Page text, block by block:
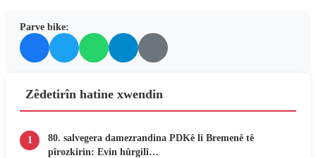
Parve bike:
Zêdetirîn hatine xwendin
1
80. salvegera damezrandina PDKê li Bremenê tê
pîrozkirin: Evin hûrgilî…